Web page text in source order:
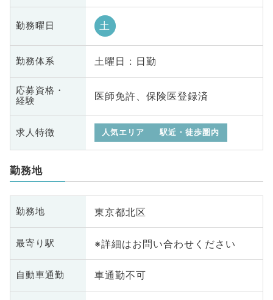
勤務曜日 土
勤務体系 土曜日 : 日勤
応募資格・
経験
医師免許、保険医登録済
求人特徴 人気エリア 駅近・徒歩圏内
勤務地
勤務地 東京都北区
最寄り駅 ※詳細はお問い合わせください
自動車通勤 車通勤不可